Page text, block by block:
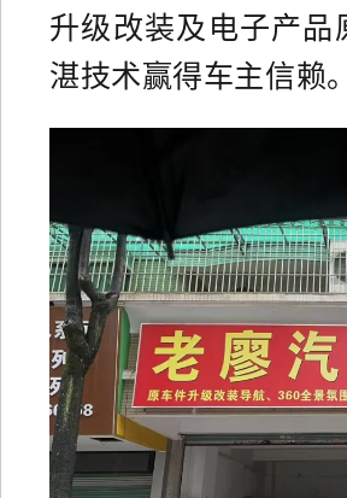
升级改装及电子产
湛技术赢得车主信赖。